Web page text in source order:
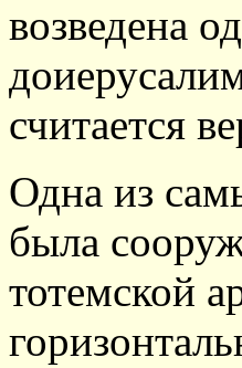
возведена
считается
Одна из
была
тотемской